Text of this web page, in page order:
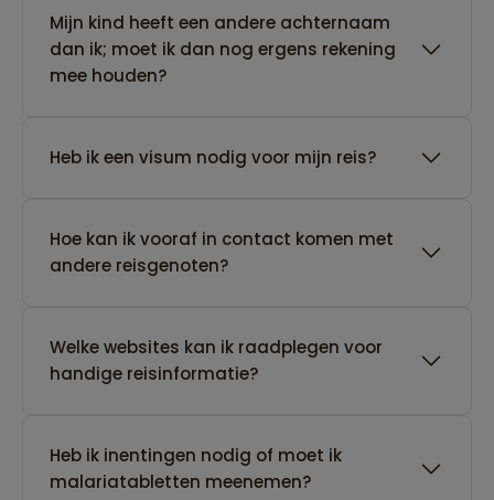
Mijn kind heeft een andere achternaam
dan ik; moet ik dan nog ergens rekening
mee houden?
Heb ik een visum nodig voor mijn reis?
Hoe kan ik vooraf in contact komen met
andere reisgenoten?
Welke websites kan ik raadplegen voor
handige reisinformatie?
Heb ik inentingen nodig of moet ik
malariatabletten meenemen?